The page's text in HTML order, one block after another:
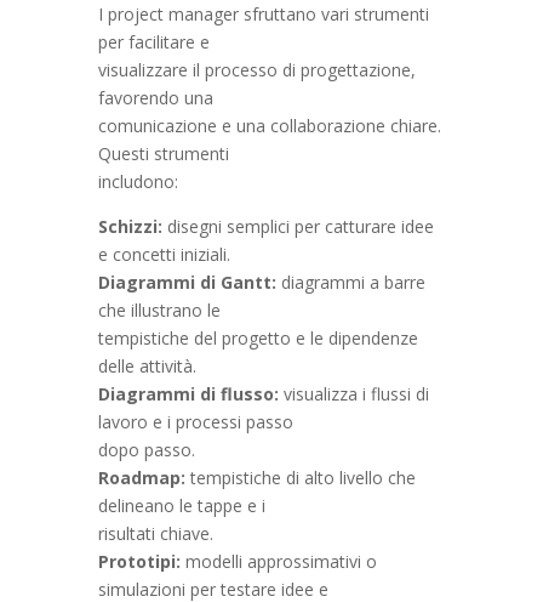
I project manager sfruttano vari strumenti
per facilitare e
visualizzare il processo di progettazione,
favorendo una
comunicazione e una collaborazione chiare.
Questi strumenti
includono:
Schizzi: disegni semplici per catturare idee
e concetti iniziali.
Diagrammi di Gantt: diagrammi a barre
che illustrano le
tempistiche del progetto e le dipendenze
delle attività.
Diagrammi di flusso: visualizza i flussi di
lavoro e i processi passo
dopo passo.
Roadmap: tempistiche di alto livello che
delineano le tappe e i
risultati chiave.
Prototipi: modelli approssimativi o
simulazioni per testare idee e